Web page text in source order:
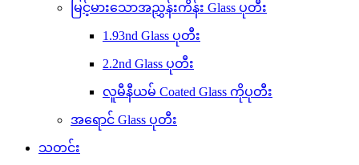
မြင့်မားသောအညွှန်းကိန်း Glass ပုတီး
1.93nd Glass ပုတီး
2.2nd Glass ပုတီး
လူမီနီယမ် Coated Glass ကိုပုတီး
အရောင် Glass ပုတီး
သတင်း